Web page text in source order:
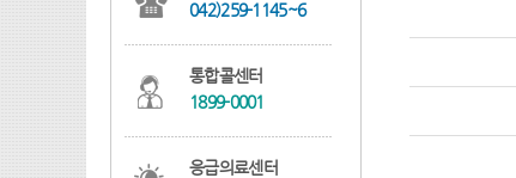
042)259-1145~6
통합콜센터
1899-0001
응급의료센터